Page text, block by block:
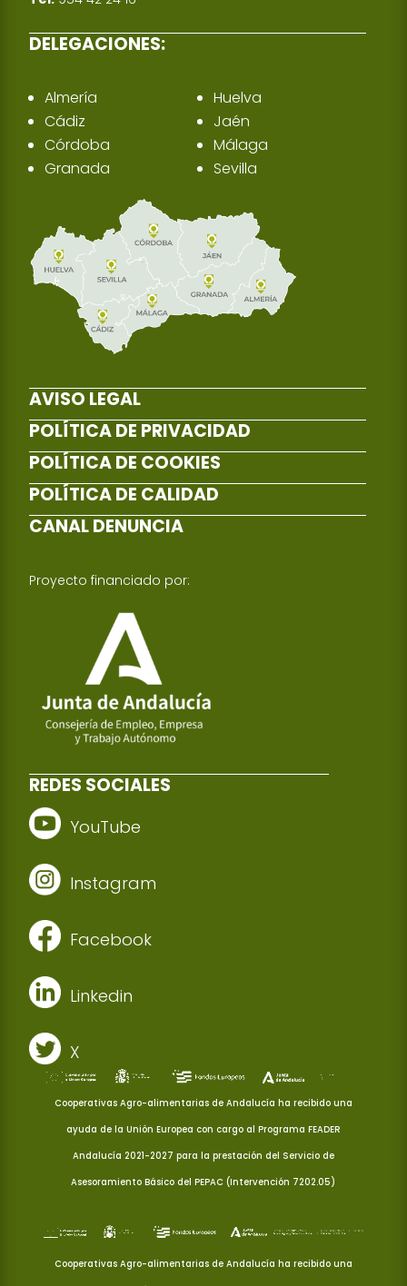
DELEGACIONES:
Almería
Cádiz
Córdoba
Granada
Huelva
Jaén
Málaga
Sevilla
AVISO LEGAL
POLÍTICA DE PRIVACIDAD
POLÍTICA DE COOKIES
POLÍTICA DE CALIDAD
CANAL DENUNCIA
Proyecto financiado por:
REDES SOCIALES
YouTube
Instagram
Facebook
Linkedin
X
Cooperativas Agro-alimentarias de Andalucía ha recibido una
ayuda de la Unión Europea con cargo al Programa FEADER
Andalucía 2021-2027 para la prestación del Servicio de
Asesoramiento Básico del PEPAC (Intervención 7202.05)
Cooperativas Agro-alimentarias de Andalucía ha recibido una